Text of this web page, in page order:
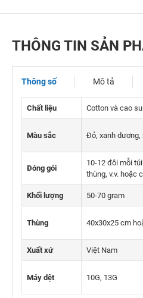
THÔNG TIN SẢN
Thông số Mô tả
Chất liệu Cotton và cao su
Màu sắc Đỏ, xanh dương,
Đóng gói
10-12 đôi mỗi
thùng, v.v. hoặc
Khối lượng 50-70 gram
Thùng 40x30x25 cm
Xuất xứ Việt Nam
Máy dệt 10G, 13G